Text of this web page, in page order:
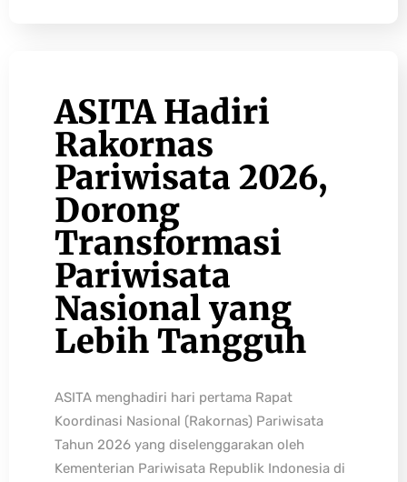
ASITA Hadiri
Rakornas
Pariwisata 2026,
Dorong
Transformasi
Pariwisata
Nasional yang
Lebih Tangguh
ASITA menghadiri hari pertama Rapat
Koordinasi Nasional (Rakornas) Pariwisata
Tahun 2026 yang diselenggarakan oleh
Kementerian Pariwisata Republik Indonesia di